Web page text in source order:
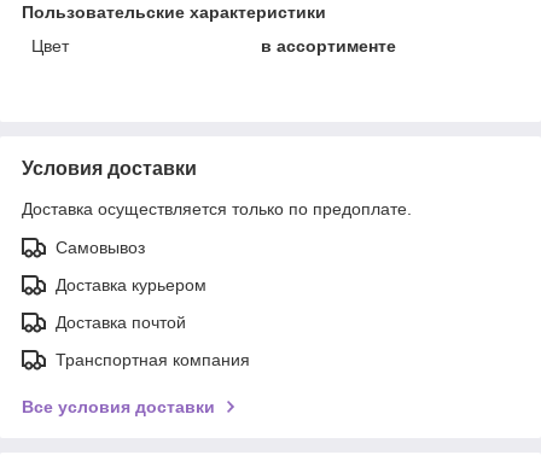
Пользовательские характеристики
Цвет
в ассортименте
Условия доставки
Доставка осуществляется только по предоплате.
Самовывоз
Доставка курьером
Доставка почтой
Транспортная компания
Все условия доставки